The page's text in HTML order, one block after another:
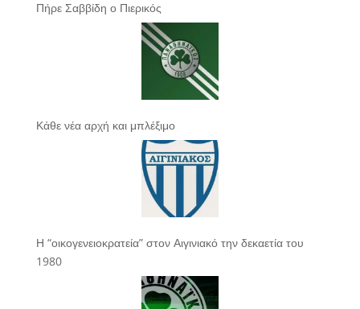
Πήρε Σαββίδη ο Πιερικός
Κάθε νέα αρχή και μπλέξιμο
Η “οικογενειοκρατεία” στον Αιγινιακό την δεκαετία του
1980